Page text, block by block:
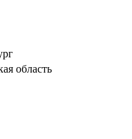
область